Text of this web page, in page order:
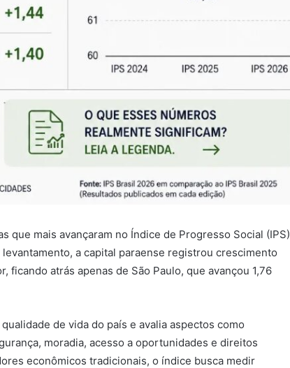
que mais avançaram no Índice de Progresso Social (IPS)
a capital paraense registrou crescimento
ficando atrás apenas de São Paulo, que avançou 1,76
de vida do país e avalia aspectos como
moradia, acesso a oportunidades e direitos
econômicos tradicionais, o índice busca medir